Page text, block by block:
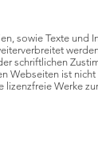
sowie Texte
schriftlichen
Webseiten ist
lizenzfreie Werke